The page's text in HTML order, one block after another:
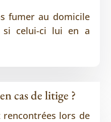
fumer au domicile
si celui-ci lui en a
cas de litige ?
lors de